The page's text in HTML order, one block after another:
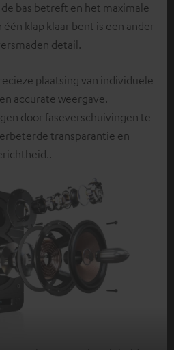
de bas betreft en het maximale
klap klaar bent is een ander
detail.
plaatsing van individuele
accurate weergave.
door faseverschuivingen te
transparantie en